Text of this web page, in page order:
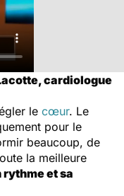
cardiologue
le cœur. Le
pour le
beaucoup, de
la meilleure
et sa